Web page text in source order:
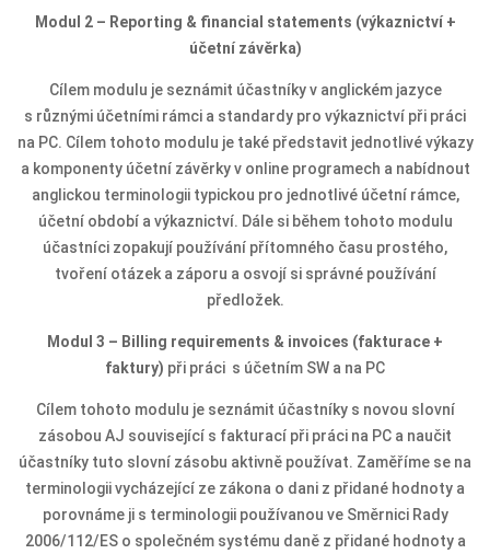
Modul 2 – Reporting & financial statements (výkaznictví +
účetní závěrka)
Cílem modulu je seznámit účastníky v anglickém jazyce
s různými účetními rámci a standardy pro výkaznictví při práci
na PC. Cílem tohoto modulu je také představit jednotlivé výkazy
a komponenty účetní závěrky v online programech a nabídnout
anglickou terminologii typickou pro jednotlivé účetní rámce,
účetní období a výkaznictví. Dále si během tohoto modulu
účastníci zopakují používání přítomného času prostého,
tvoření otázek a záporu a osvojí si správné používání
předložek.
Modul 3 – Billing requirements & invoices (fakturace +
faktury) při práci s účetním SW a na PC
Cílem tohoto modulu je seznámit účastníky s novou slovní
zásobou AJ související s fakturací při práci na PC a naučit
účastníky tuto slovní zásobu aktivně používat. Zaměříme se na
terminologii vycházející ze zákona o dani z přidané hodnoty a
porovnáme ji s terminologii používanou ve Směrnici Rady
2006/112/ES o společném systému daně z přidané hodnoty a